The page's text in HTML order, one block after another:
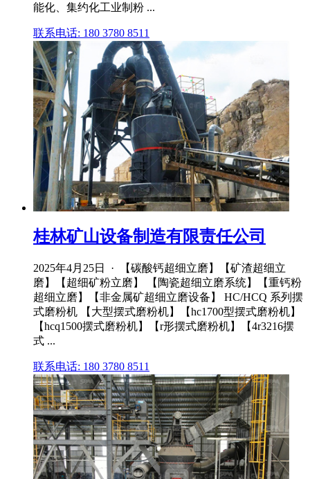
能化、集约化工业制粉 ...
联系电话: 180 3780 8511
桂林矿山设备制造有限责任公司
2025年4月25日 · 【碳酸钙超细立磨】【矿渣超细立
磨】【超细矿粉立磨】 【陶瓷超细立磨系统】【重钙粉
超细立磨】【非金属矿超细立磨设备】 HC/HCQ 系列摆
式磨粉机 【大型摆式磨粉机】【hc1700型摆式磨粉机】
【hcq1500摆式磨粉机】【r形摆式磨粉机】【4r3216摆
式 ...
联系电话: 180 3780 8511